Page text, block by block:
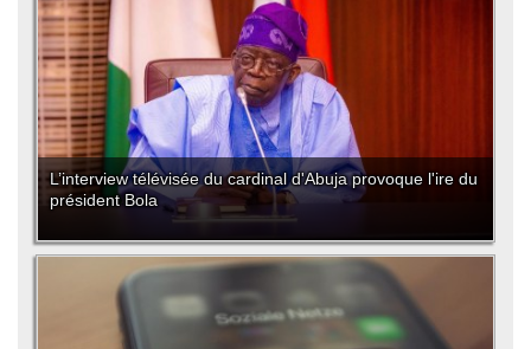
L’interview télévisée du cardinal d'Abuja provoque l'ire du
président Bola